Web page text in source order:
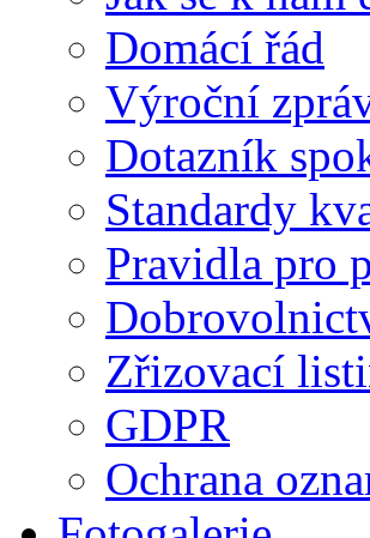
Domácí řád
Výroční
Dotazník
Standardy
Pravidla pro
Zřizovací
GDPR
Ochrana